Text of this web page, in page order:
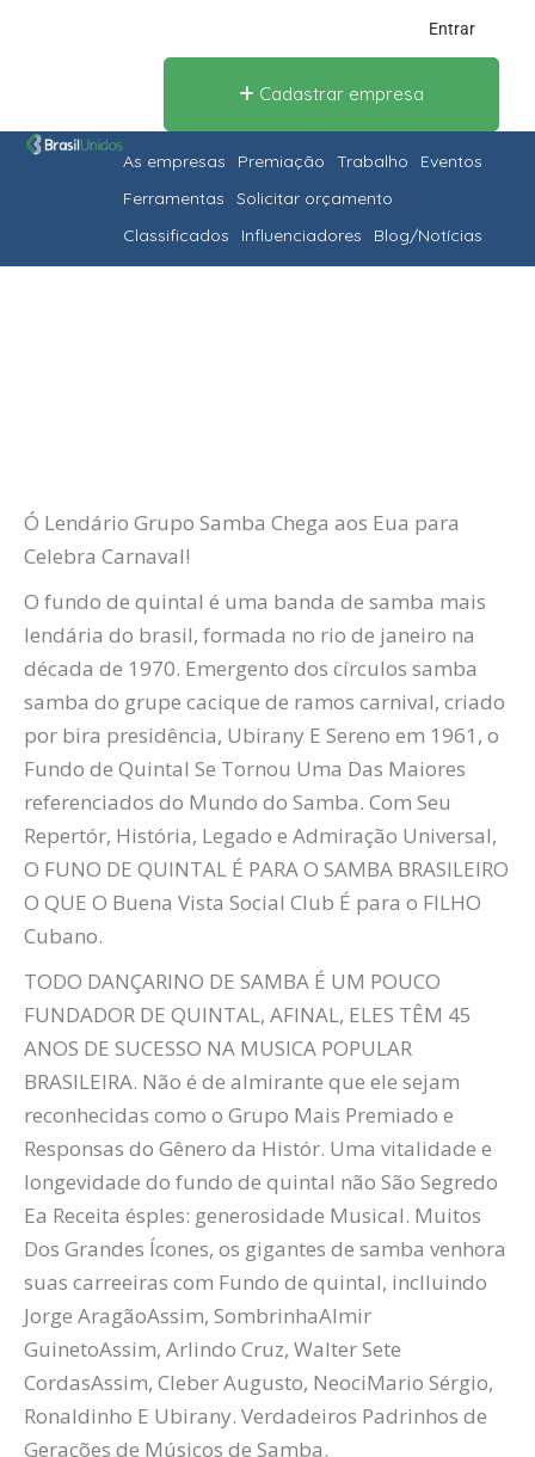
Entrar
Cadastrar empresa
As empresas Premiação Trabalho
Eventos
Ferramentas
Solicitar orçamento
Classificados
Influenciadores Blog/Notícias
Ó Lendário Grupo Samba Chega aos Eua para
Celebra Carnaval!
O fundo de quintal é uma banda de samba mais
lendária do brasil, formada no rio de janeiro na
década de 1970. Emergento dos círculos samba
samba do grupe cacique de ramos carnival, criado
por bira presidência, Ubirany E Sereno em 1961, o
Fundo de Quintal Se Tornou Uma Das Maiores
referenciados do Mundo do Samba. Com Seu
Repertór, História, Legado e Admiração Universal,
O FUNO DE QUINTAL É PARA O SAMBA BRASILEIRO
O QUE O Buena Vista Social Club É para o FILHO
Cubano.
TODO DANÇARINO DE SAMBA É UM POUCO
FUNDADOR DE QUINTAL, AFINAL, ELES TÊM 45
ANOS DE SUCESSO NA MUSICA POPULAR
BRASILEIRA. Não é de almirante que ele sejam
reconhecidas como o Grupo Mais Premiado e
Responsas do Gênero da Histór. Uma vitalidade e
longevidade do fundo de quintal não São Segredo
Ea Receita ésples: generosidade Musical. Muitos
Dos Grandes Ícones, os gigantes de samba venhora
suas carreeiras com Fundo de quintal, inclluindo
Jorge AragãoAssim, SombrinhaAlmir
GuinetoAssim, Arlindo Cruz, Walter Sete
CordasAssim, CleberAugusto, NeociMario Sérgio,
Ronaldinho E Ubirany. Verdadeiros Padrinhos de
Gerações de Músicos de Samba.